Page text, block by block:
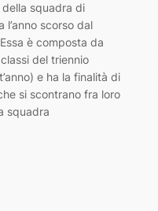
squadra di
scorso dal
è composta da
del triennio
e ha la finalità di
si scontrano fra loro
squadra